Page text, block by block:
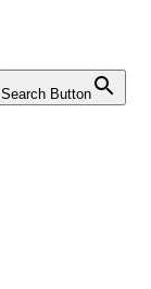
Search Button